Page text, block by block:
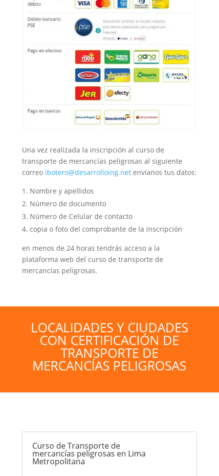
Una vez realizada la inscripción al curso de
transporte de mercancías peligrosas al siguiente
correo ibotero@desarrolloing.netenvíanos tus datos:
Nombre y apellidos
Número de documento
Número de Celular de contacto
copia o foto del comprobante de la inscripción
en menos de 24 horas tendrás acceso a la
plataforma web del curso de transporte de
mercancías peligrosas.
LOCALIDADES Y CIUDADES
CON CERTIFICACIÓN DE
TRANSPORTE DE
MERCANCÍAS PELIGROSAS
Curso de Transporte de
mercancías peligrosas en Lima
Metropolitana